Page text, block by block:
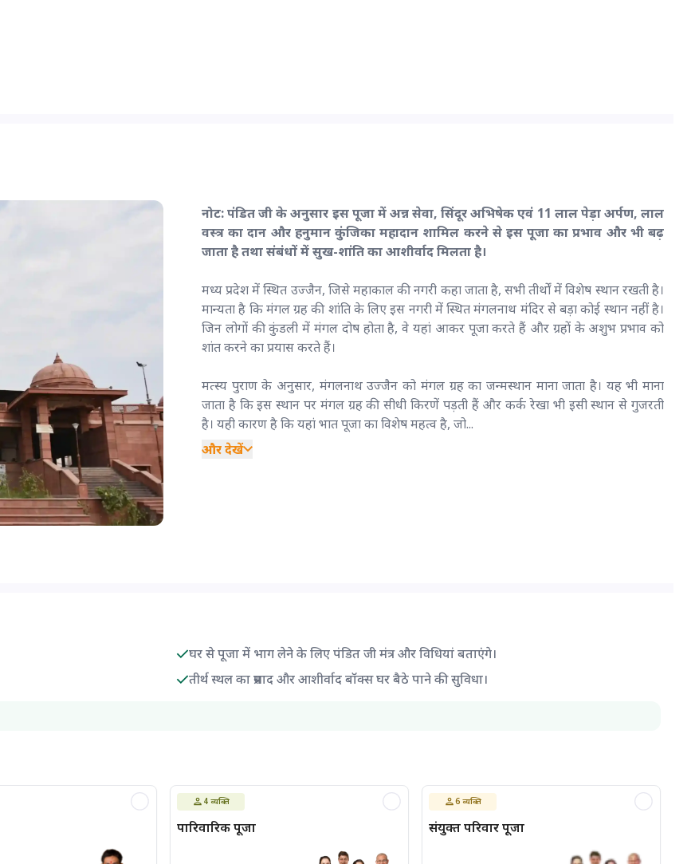
नोट: पंडित जी के अनुसार इस पूजा में अन्न सेवा, सिंदूर अभिषेक एवं 11 लाल पेड़ा अर्पण, लाल
वस्त्र का दान और हनुमान कुंजिका महादान शामिल करने से इस पूजा का प्रभाव और भी बढ़
जाता है तथा संबंधों में सुख-शांति का आशीर्वाद मिलता है।
मध्य प्रदेश में स्थित उज्जैन, जिसे महाकाल की नगरी कहा जाता है, सभी तीर्थों में विशेष स्थान रखती है।
मान्यता है कि मंगल ग्रह की शांति के लिए इस नगरी में स्थित मंगलनाथ मंदिर से बड़ा कोई स्थान नहीं है।
जिन लोगों की कुंडली में मंगल दोष होता है, वे यहां आकर पूजा करते हैं और ग्रहों के अशुभ प्रभाव को
शांत करने का प्रयास करते हैं।
मत्स्य पुराण के अनुसार, मंगलनाथ उज्जैन को मंगल ग्रह का जन्मस्थान माना जाता है। यह भी माना
जाता है कि इस स्थान पर मंगल ग्रह की सीधी किरणें पड़ती हैं और कर्क रेखा भी इसी स्थान से गुजरती
है। यही कारण है कि यहां भात पूजा का विशेष महत्व है, जो...
और देखें
घर से पूजा में भाग लेने के लिए पंडित जी मंत्र और विधियां बताएंगे।
तीर्थ स्थल का प्रसाद और आशीर्वाद बॉक्स घर बैठे पाने की सुविधा।
4 व्यक्ति
पारिवारिक पूजा
6 व्यक्ति
संयुक्त परिवार पूजा